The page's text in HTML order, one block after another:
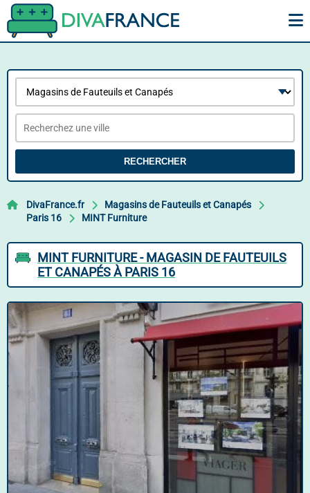
RECHERCHER
DivaFrance.fr
Magasins de Fauteuils et Canapés
Paris 16
MINT Furniture
MINT FURNITURE - MAGASIN DE FAUTEUILS
ET CANAPÉS À PARIS 16